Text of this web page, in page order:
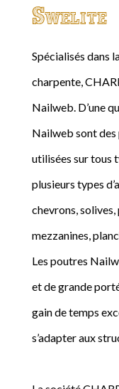
Swelite
Spécialisés dans
charpente,
Nailweb. D’une
Nailweb sont des
utilisées sur tous
plusieurs types
chevrons,
mezzanines,
Les poutres
et de grande
gain de temps
s’adapter aux